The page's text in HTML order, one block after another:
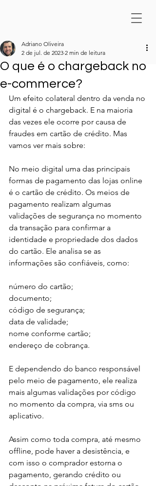
O que é o chargeback no
e-commerce?
Adriano Oliveira
2 de jul. de 2023 2 min de leitura
Um efeito colateral dentro da venda no
digital é o chargeback. E na maioria
das vezes ele ocorre por causa de
fraudes em cartão de crédito. Mas
vamos ver mais sobre:
No meio digital uma das principais
formas de pagamento das lojas online
é o cartão de crédito. Os meios de
pagamento realizam algumas
validações de segurança no momento
da transação para confirmar a
identidade e propriedade dos dados
do cartão. Ele analisa se as
informações são confiáveis, como:
número do cartão;
documento;
código de segurança;
data de validade;
nome conforme cartão;
endereço de cobrança.
E dependendo do banco responsável
pelo meio de pagamento, ele realiza
mais algumas validações por código
no momento da compra, via sms ou
aplicativo.
Assim como toda compra, até mesmo
offline, pode haver a desistência, e
com isso o comprador estorna o
pagamento, gerando crédito ou